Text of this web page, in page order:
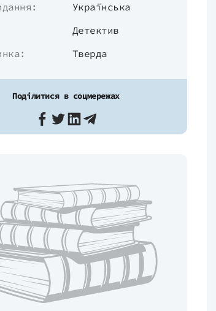
Українська
Детектив
Тверда
Поділитися в соцмережах